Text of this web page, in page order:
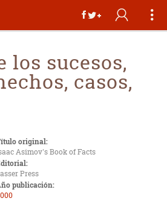
los sucesos,
casos,
original:
Asimov's Book of Facts
Press
publicación: